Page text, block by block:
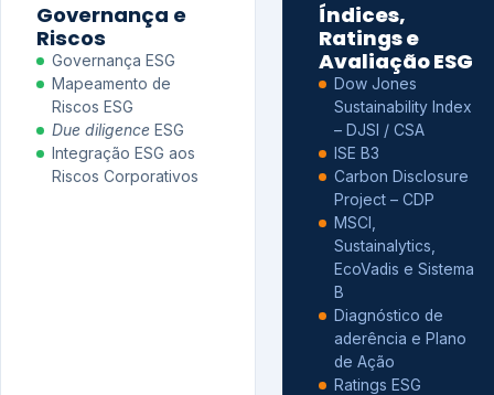
Governança e
Riscos
Governança ESG
Mapeamento de
Riscos ESG
Due diligence ESG
Integração ESG aos
Riscos Corporativos
Índices,
Ratings e
Avaliação ESG
Dow Jones
Sustainability Index
– DJSI / CSA
ISE B3
Carbon Disclosure
Project – CDP
MSCI,
Sustainalytics,
EcoVadis e Sistema
B
Diagnóstico de
aderência e Plano
de Ação
Ratings ESG